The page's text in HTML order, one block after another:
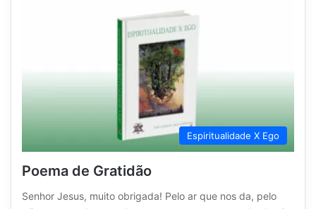
Espiritualidade X Ego
Poema de Gratidão
Senhor Jesus, muito obrigada! Pelo ar que nos da, pelo